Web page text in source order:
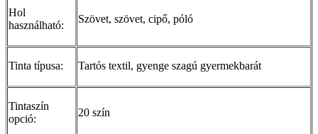
Hol
használható:
Szövet, szövet, cipő, póló
Tinta típusa: Tartós textil, gyenge szagú gyermekbarát
Tintaszín
opció:
20 szín